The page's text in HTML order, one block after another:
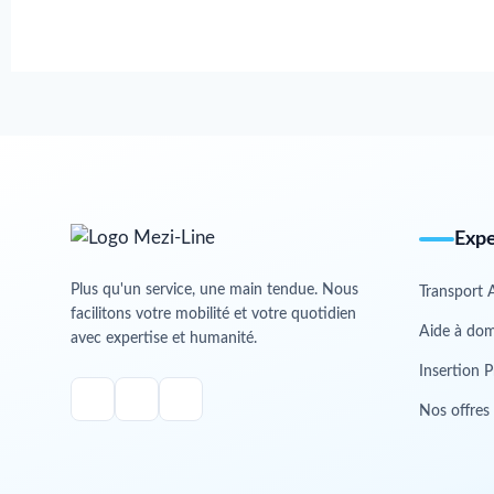
Plus qu'un service, une main tendue. Nous
facilitons votre mobilité et votre quotidien
avec expertise et humanité.
Transport
Aide à
Insertion
Nos